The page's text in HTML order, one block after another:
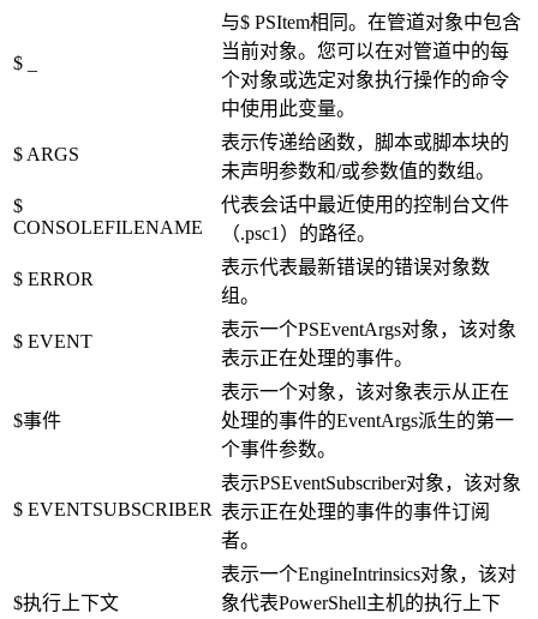
$ _
与$ PSItem相同。在管道对象中包含
当前对象。您可以在对管道中的每
个对象或选定对象执行操作的命令
中使用此变量。
$ ARGS
表示传递给函数，脚本或脚本块的
未声明参数和/或参数值的数组。
$
CONSOLEFILENAME
代表会话中最近使用的控制台文件
（.psc1）的路径。
$ ERROR
表示代表最新错误的错误对象数
组。
$ EVENT
表示一个PSEventArgs对象，该对象
表示正在处理的事件。
$事件
表示一个对象，该对象表示从正在
处理的事件的EventArgs派生的第一
个事件参数。
$ EVENTSUBSCRIBER
表示PSEventSubscriber对象，该对象
表示正在处理的事件的事件订阅
者。
$执行上下文
表示一个EngineIntrinsics对象，该对
象代表PowerShell主机的执行上下